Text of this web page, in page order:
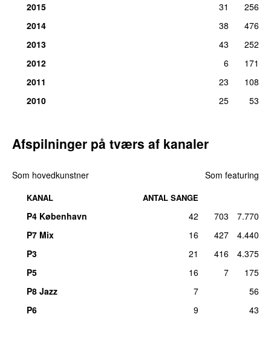
2015
31
256
2014
38
476
2013
43
252
2012
6
171
2011
23
108
2010
25 53
Afspilninger på tværs af kanaler
Som hovedkunstner Som featuring
KANAL ANTAL SANGE
P4 København 42 703
7.770
P7 Mix
16 427
4.440
P3
21 416
4.375
P5
16 7
175
P8 Jazz
7
56
P6
9 43